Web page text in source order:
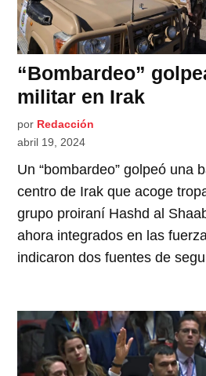
“Bombardeo”
militar en Irak
por Redacción
abril 19, 2024
Un “bombardeo” golpeó una
centro de Irak que acoge
grupo proiraní Hashd al
ahora integrados en las
indicaron dos fuentes de